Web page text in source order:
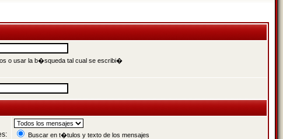
o usar la b�squeda tal cual se escribi�
Buscar en t�tulos y texto de los mensajes